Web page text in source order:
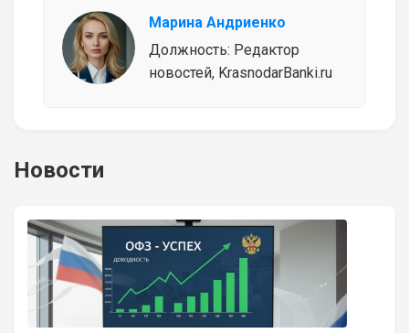
Марина Андриенко
Должность: Редактор
новостей, KrasnodarBanki.ru
Новости